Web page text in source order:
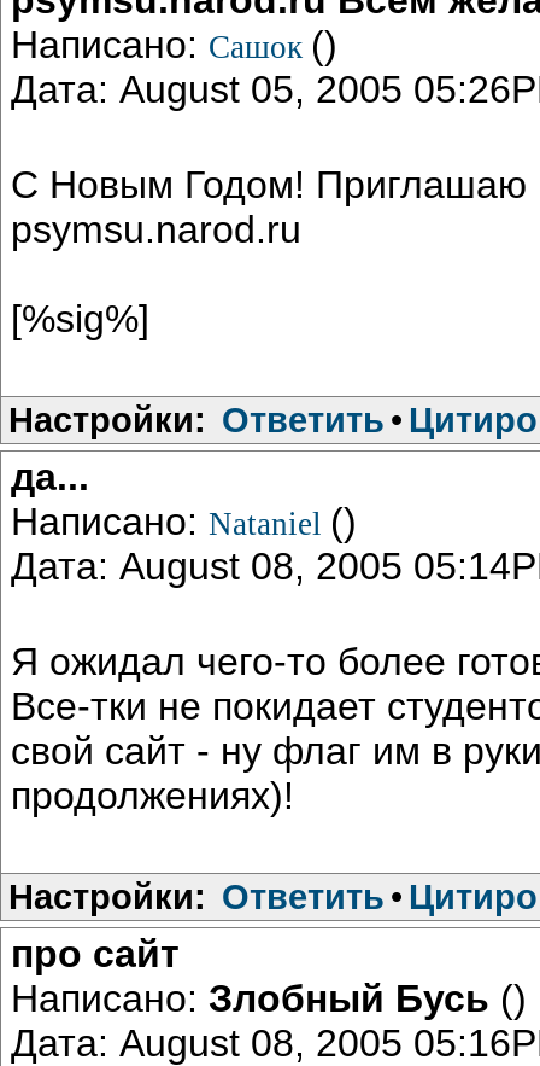
Написано: Сашок ()
Дата: August 05, 2005
С Новым Годом! Приглашаю
psymsu.narod.ru
[%sig%]
Настройки: Ответить •
да...
Написано: Nataniel ()
Дата: August 08, 2005
Я ожидал чего-то более
Все-тки не покидает
свой сайт - ну флаг им в
продолжениях)!
Настройки: Ответить •
про сайт
Написано: Злобный Бусь ()
Дата: August 08, 2005